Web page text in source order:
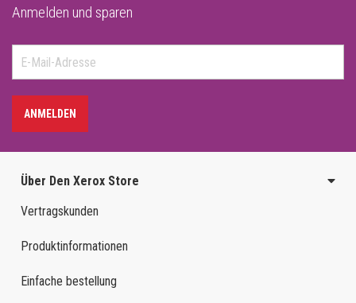
Anmelden und sparen
ANMELDEN
Über Den Xerox Store
Vertragskunden
Produktinformationen
Einfache bestellung